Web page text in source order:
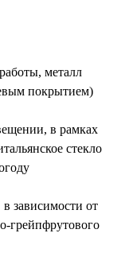
металл
покрытием)
в рамках
стекло
зависимости от
грейпфрутового